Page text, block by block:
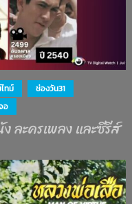
ทม์
ช่องวัน31
อ
ละครเพลง และซีรีส์